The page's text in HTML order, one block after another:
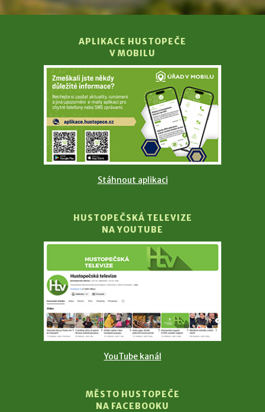
APLIKACE HUSTOPEČE
V MOBILU
Stáhnout aplikaci
HUSTOPEČSKÁ TELEVIZE
NA YOUTUBE
YouTube kanál
MĚSTO HUSTOPEČE
NA FACEBOOKU